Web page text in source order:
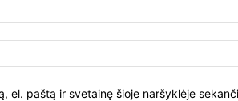
el. paštą ir svetainę šioje naršyklėje